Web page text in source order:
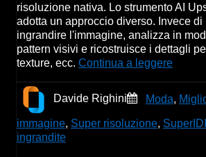
risoluzione nativa. Lo strumento AI
adotta un approccio diverso. Invece di
ingrandire l'immagine, analizza in
pattern visivi e ricostruisce i dettagli
texture, ecc. Continua a leggere
Davide Righini Moda
immagine, Super risoluzione, SuperID
ingrandite